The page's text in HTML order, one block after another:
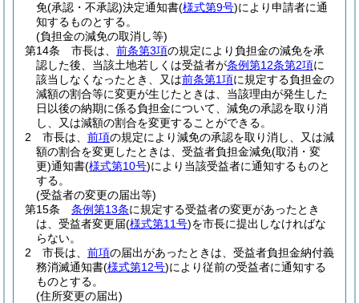
免(承認・不承認)決定通知書(様式第9号)により申請者に通
知するものとする。
(負担金の減免の取消し等)
第14条
市長は、 前条第3項の規定により負担金の減免を承
認した後、当該土地若しくは受益者が条例第12条第2項に
該当しなくなったとき、又は前条第1項に規定する負担金の
減額の割合等に変更が生じたときは、当該理由が発生した
日以後の納期に係る負担金について、減免の承認を取り消
し、又は減額の割合を変更することができる。
2
市長は、 前項の規定により減免の承認を取り消し、又は減
額の割合を変更したときは、受益者負担金減免(取消・変
更)通知書(様式第10号)により当該受益者に通知するものと
する。
(受益者の変更の届出等)
第15条
条例第13条に規定する受益者の変更があったとき
は、受益者変更届(様式第11号)を市長に提出しなければな
らない。
2
市長は、 前項の届出があったときは、受益者負担金納付義
務消滅通知書(様式第12号)により従前の受益者に通知する
ものとする。
(住所変更の届出)